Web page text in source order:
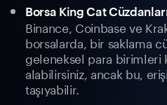
Borsa King Cat
Binance, Coinbase ve
borsalarda, bir saklama
geleneksel para birimleri
alabilirsiniz, ancak bu,
taşıyabilir.